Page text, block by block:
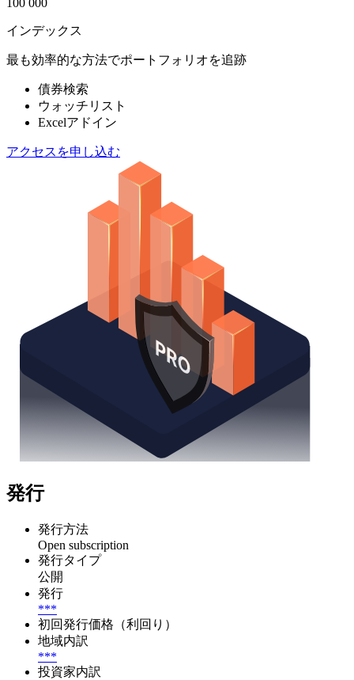
100 000
インデックス
最も効率的な方法でポートフォリオを追跡
債券検索
ウォッチリスト
Excelアドイン
アクセスを申し込む
発行
発行方法
Open subscription
発行タイプ
公開
発行
***
初回発行価格（利回り）
地域内訳
***
投資家内訳